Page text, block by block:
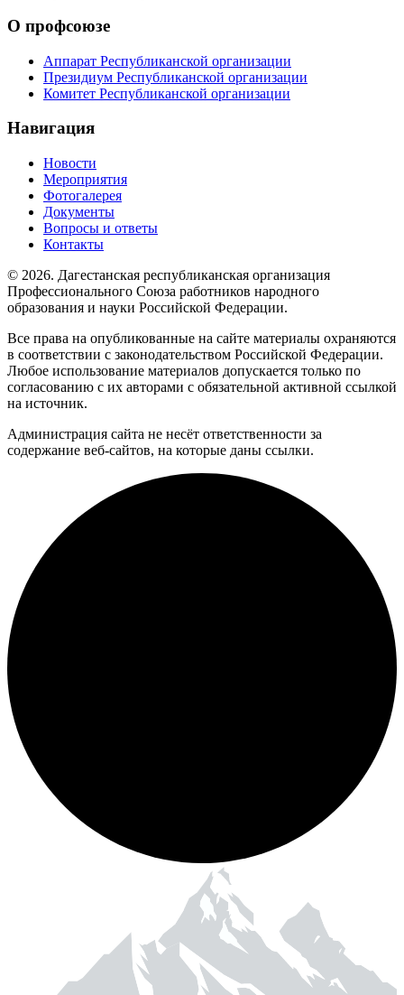
О профсоюзе
Аппарат Республиканской организации
Президиум Республиканской организации
Комитет Республиканской организации
Навигация
Новости
Мероприятия
Фотогалерея
Документы
Вопросы и ответы
Контакты
© 2026. Дагестанская республиканская организация
Профессионального Союза работников народного
образования и науки Российской Федерации.
Все права на опубликованные на сайте материалы охраняются
в соответствии с законодательством Российской Федерации.
Любое использование материалов допускается только по
согласованию с их авторами с обязательной активной ссылкой
на источник.
Администрация сайта не несёт ответственности за
содержание веб-сайтов, на которые даны ссылки.